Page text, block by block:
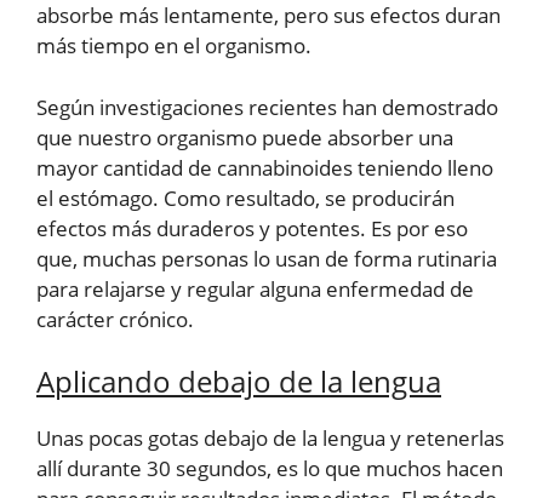
absorbe más lentamente, pero sus efectos duran
más tiempo en el organismo.
Según investigaciones recientes han demostrado
que nuestro organismo puede absorber una
mayor cantidad de cannabinoides teniendo lleno
el estómago. Como resultado, se producirán
efectos más duraderos y potentes. Es por eso
que, muchas personas lo usan de forma rutinaria
para relajarse y regular alguna enfermedad de
carácter crónico.
Aplicando debajo de la lengua
Unas pocas gotas debajo de la lengua y retenerlas
allí durante 30 segundos, es lo que muchos hacen